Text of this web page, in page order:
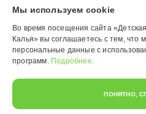
© 2019-2026,
дополнительного образования
Калья». Использование
Обработка
Мы используем сookie
Во время посещения сайта
Калья» вы соглашаетесь с тем,
персональные данные с
программ. Подробнее.
ПОНЯТНО,